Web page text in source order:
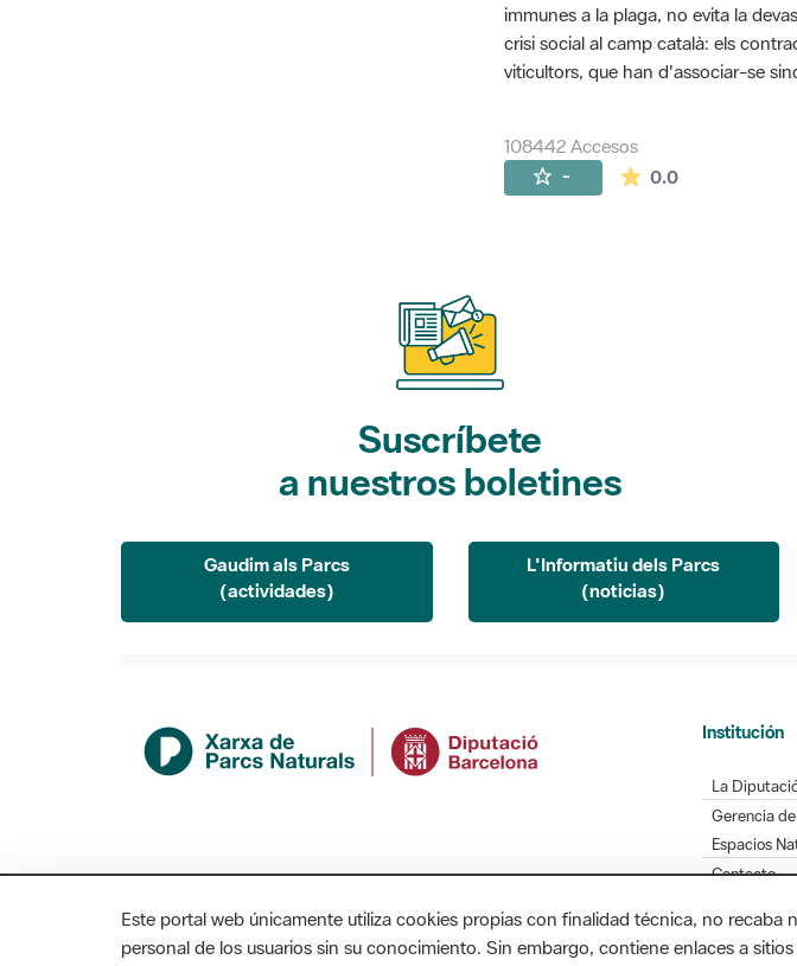
immunes a la plaga, no evita la
crisi social al camp català: els
viticultors, que han d'associar-se
108442 Accesos
- 0.0La valoración
Suscríbete
a nuestros boletines
Gaudim als Parcs
(actividades)
L'Informatiu dels Parcs
(noticias)
Institución
La
Gerencia
Espacios
Contacto
Este portal web únicamente utiliza cookies propias con finalidad técnica, no recaba
personal de los usuarios sin su conocimiento. Sin embargo, contiene enlaces a